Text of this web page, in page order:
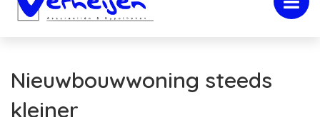
Nieuwbouwwoning steeds
kleiner